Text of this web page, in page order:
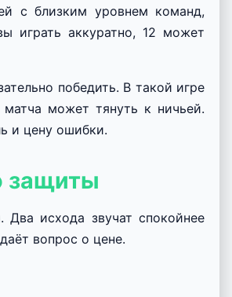
с близким уровнем команд,
играть аккуратно, 12 может
победить. В такой игре
может тянуть к ничьей.
и цену ошибки.
защиты
исхода звучат спокойнее
вопрос о цене.